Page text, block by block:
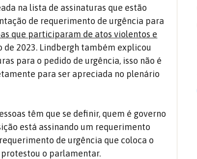
na lista de assinaturas que estão
de requerimento de urgência para
que participaram de atos violentos e
de 2023. Lindbergh também explicou
para o pedido de urgência, isso não é
para ser apreciada no plenário
têm que se definir, quem é governo
está assinando um requerimento
de urgência que coloca o
protestou o parlamentar.